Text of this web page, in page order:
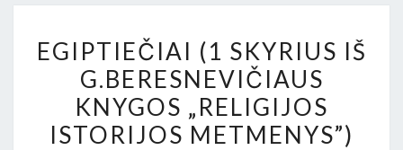
(1
SKYRIUS
IŠ
G.BERESNEVIČIAUS
EGIPTIEČIAI (1 SKYRIUS IŠ
G.BERESNEVIČIAUS
KNYGOS „RELIGIJOS
ISTORIJOS METMENYS”)